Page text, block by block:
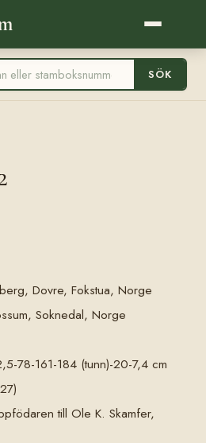
SÖK
Dovre, Fokstua, Norge
Soknedal, Norge
78-161-184 (tunn)-20-7,4 cm
till Ole K. Skamfer,